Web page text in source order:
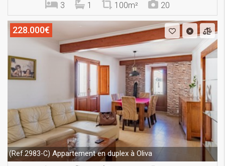
3 1 100m² 20
228.000€
(Ref.2983-C) Appartement en duplex à Oliva